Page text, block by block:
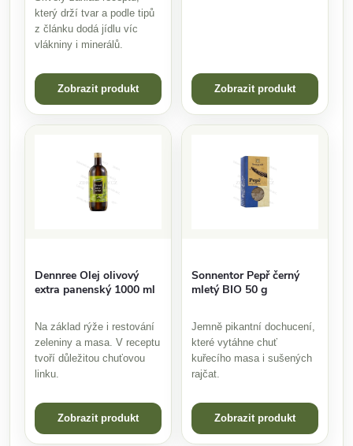
který drží tvar a podle tipů
z článku dodá jídlu víc
vlákniny i minerálů.
Zobrazit produkt Zobrazit produkt
Dennree Olej olivový
extra panenský 1000 ml
Na základ rýže i restování
zeleniny a masa. V receptu
tvoří důležitou chuťovou
linku.
Zobrazit produkt
Sonnentor Pepř černý
mletý BIO 50 g
Jemně pikantní dochucení,
které vytáhne chuť
kuřecího masa i sušených
rajčat.
Zobrazit produkt